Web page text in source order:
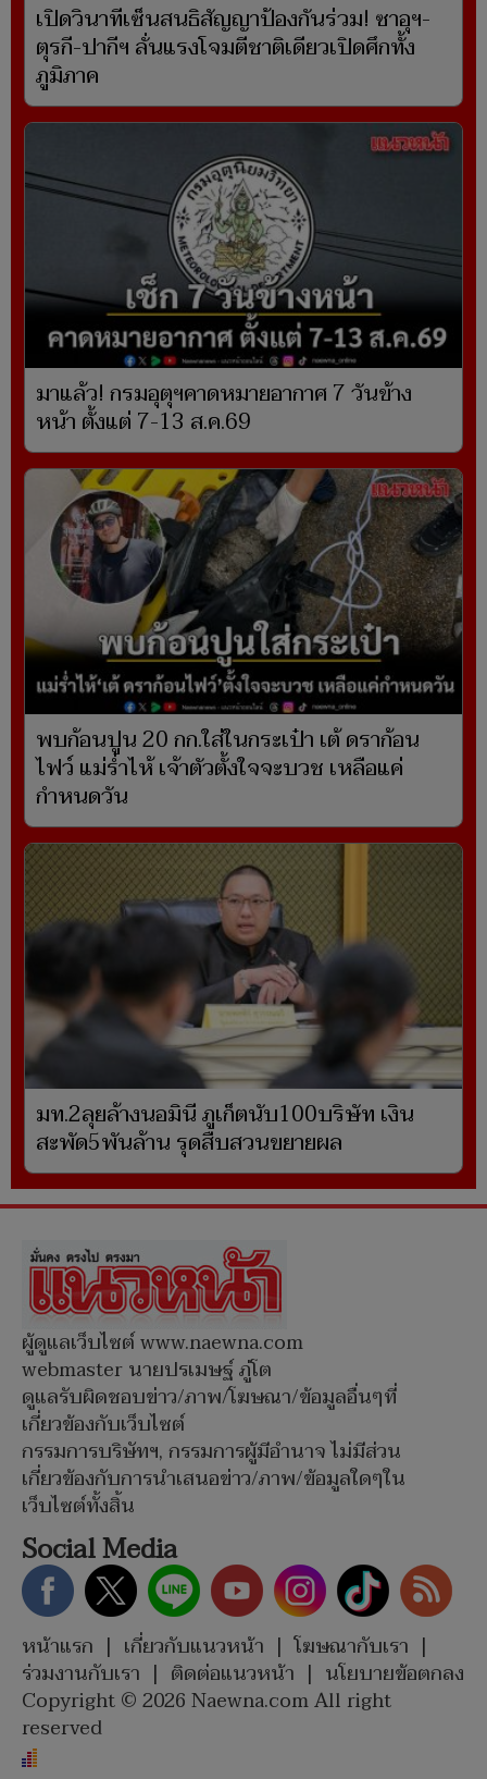
เปิดวินาทีเซ็นสนธิสัญญาป้องกันร่วม! ซาอุฯ-
ตุรกี-ปากีฯ ลั่นแรงโจมตีชาติเดียวเปิดศึกทั้ง
ภูมิภาค
มาแล้ว! กรมอุตุฯคาดหมายอากาศ 7 วันข้าง
หน้า ตั้งแต่ 7-13 ส.ค.69
พบก้อนปูน 20 กก.ใส่ในกระเป๋า เต้ ดราก้อน
ไฟว์ แม่ร่ำไห้ เจ้าตัวตั้งใจจะบวช เหลือแค่
กำหนดวัน
มท.2ลุยล้างนอมินี ภูเก็ตนับ100บริษัท เงิน
สะพัด5พันล้าน รุดสืบสวนขยายผล
ผู้ดูแลเว็บไซต์ www.naewna.com
webmaster นายปรเมษฐ์ ภู่โต
ดูแลรับผิดชอบข่าว/ภาพ/โฆษณา/ข้อมูลอื่นๆที่
เกี่ยวข้องกับเว็บไซต์
กรรมการบริษัทฯ, กรรมการผู้มีอำนาจ ไม่มีส่วน
เกี่ยวข้องกับการนำเสนอข่าว/ภาพ/ข้อมูลใดๆใน
เว็บไซต์ทั้งสิ้น
Social Media
หน้าแรก | เกี่ยวกับแนวหน้า | โฆษณากับเรา |
ร่วมงานกับเรา | ติดต่อแนวหน้า | นโยบายข้อตกลง
Copyright © 2026 Naewna.com All right
reserved